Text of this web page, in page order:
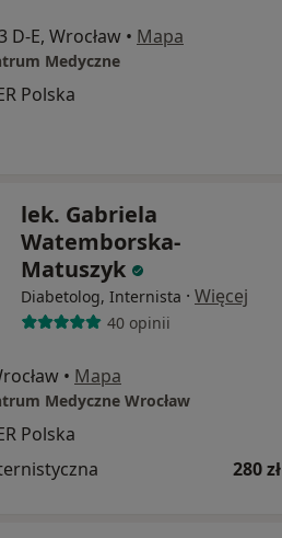
D-E, Wrocław • Mapa
Medyczne
Polska
lek. Gabriela
Watemborska-
Matuszyk
Diabetolog, Internista · Więcej
40 opinii
• Mapa
Medyczne Wrocław
Polska
280 zł